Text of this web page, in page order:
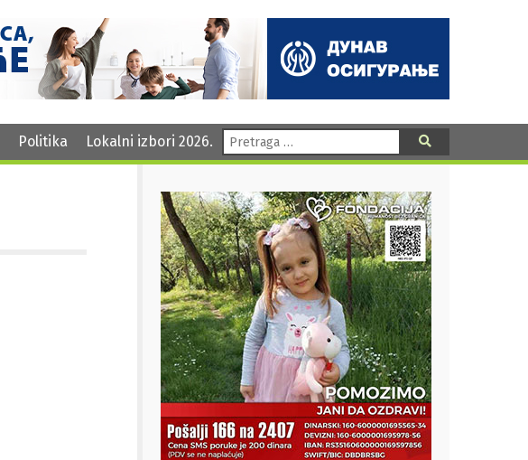
Politika Lokalni izbori 2026. Pretraga: